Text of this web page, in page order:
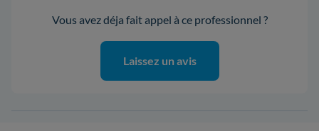
Vous avez déja fait appel à ce professionnel ?
Laissez un avis